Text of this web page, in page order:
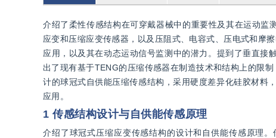
介绍了柔性传感结构在可穿戴器械中的重要性及其在运动
应变和压缩应变传感器，以及压阻式、电容式、压电式和摩
应用，以及其在动态运动信号监测中的潜力。提到了垂直
出了现有基于TENG的压缩传感器在制造技术和结构上的限
计的球冠式自供能压缩传感结构，采用硬度差异化硅胶材料
应用。
1 传感结构设计与自供能传感原理
介绍了球冠式压缩应变传感结构的设计和自供能传感原理